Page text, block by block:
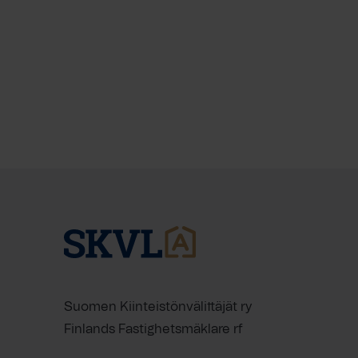
Suomen Kiinteistönvälittäjät ry
Finlands Fastighetsmäklare rf